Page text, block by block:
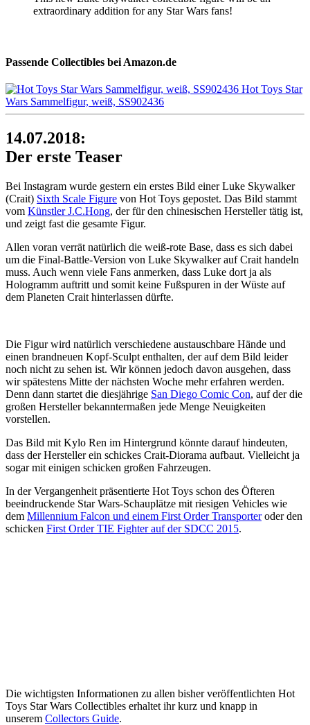
extraordinary addition for any Star Wars fans!
Passende Collectibles bei Amazon.de
Hot Toys Star
Wars Sammelfigur, weiß, SS902436
14.07.2018:
Der erste Teaser
Bei Instagram wurde gestern ein erstes Bild einer Luke Skywalker
(Crait) Sixth Scale Figure von Hot Toys gepostet. Das Bild stammt
vom Künstler J.C.Hong, der für den chinesischen Hersteller tätig ist,
und zeigt fast die gesamte Figur.
Allen voran verrät natürlich die weiß-rote Base, dass es sich dabei
um die Final-Battle-Version von Luke Skywalker auf Crait handeln
muss. Auch wenn viele Fans anmerken, dass Luke dort ja als
Hologramm auftritt und somit keine Fußspuren in der Wüste auf
dem Planeten Crait hinterlassen dürfte.
Die Figur wird natürlich verschiedene austauschbare Hände und
einen brandneuen Kopf-Sculpt enthalten, der auf dem Bild leider
noch nicht zu sehen ist. Wir können jedoch davon ausgehen, dass
wir spätestens Mitte der nächsten Woche mehr erfahren werden.
Denn dann startet die diesjährige San Diego Comic Con, auf der die
großen Hersteller bekanntermaßen jede Menge Neuigkeiten
vorstellen.
Das Bild mit Kylo Ren im Hintergrund könnte darauf hindeuten,
dass der Hersteller ein schickes Crait-Diorama aufbaut. Vielleicht ja
sogar mit einigen schicken großen Fahrzeugen.
In der Vergangenheit präsentierte Hot Toys schon des Öfteren
beeindruckende Star Wars-Schauplätze mit riesigen Vehicles wie
dem Millennium Falcon und einem First Order Transporteroder den
schicken First Order TIE Fighter auf der SDCC 2015.
Die wichtigsten Informationen zu allen bisher veröffentlichten Hot
Toys Star Wars Collectibles erhaltet ihr kurz und knapp in
unserem Collectors Guide.